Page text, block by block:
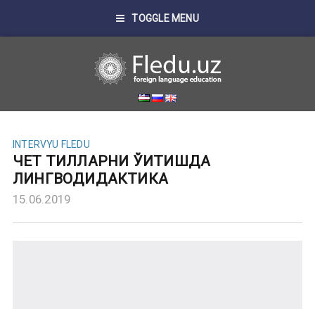
TOGGLE MENU
INTERVYU FLEDU
ЧЕТ ТИЛЛАРНИ ЎҚИТИШДА
ЛИНГВОДИДАКТИКА
15.06.2019